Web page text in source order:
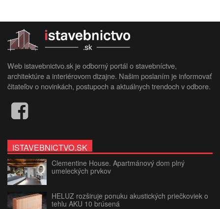
Web istavebnictvo.sk je odborný portál o stavebníctve,
architektúre a interiérovom dizajne. Našim poslaním je informovať
čitateľov o novinkách, postupoch a aktuálnych trendoch v odbore.
ISTAVEBNICTVO.SK
Clementine House. Apartmánový dom plný
umeleckých prvkov
HELUZ rozširuje ponuku akustických priečkoviek o
tehlu AKU 10 brúsená